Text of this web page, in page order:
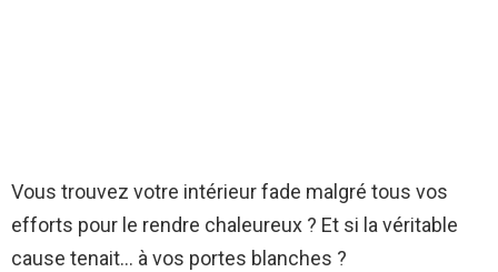
Vous trouvez votre intérieur fade malgré tous vos
efforts pour le rendre chaleureux ? Et si la véritable
cause tenait… à vos portes blanches ?